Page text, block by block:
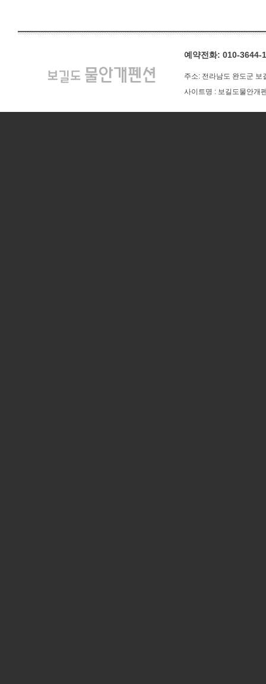
예약전화: 010-3644-
주소: 전라남도 완도군
사이트명 : 보길도물안